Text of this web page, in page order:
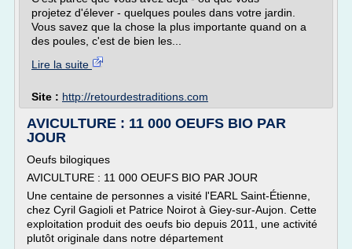
projetez d'élever - quelques poules dans votre jardin.
Vous savez que la chose la plus importante quand on a
des poules, c'est de bien les...
Lire la suite
Site : http://retourdestraditions.com
AVICULTURE : 11 000 OEUFS BIO PAR
JOUR
Oeufs bilogiques
AVICULTURE : 11 000 OEUFS BIO PAR JOUR
Une centaine de personnes a visité l'EARL Saint-Étienne,
chez Cyril Gagioli et Patrice Noirot à Giey-sur-Aujon. Cette
exploitation produit des oeufs bio depuis 2011, une activité
plutôt originale dans notre département